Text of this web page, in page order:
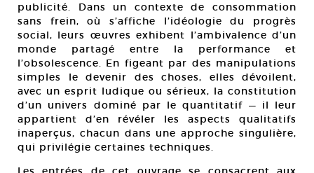
publicité. Dans un contexte de consommation
sans frein, où s’affiche l’idéologie du progrès
social, leurs œuvres exhibent l’ambivalence d’un
monde partagé entre la performance et
l’obsolescence. En figeant par des manipulations
simples le devenir des choses, elles dévoilent,
avec un esprit ludique ou sérieux, la constitution
d’un univers dominé par le quantitatif — il leur
appartient d’en révéler les aspects qualitatifs
inaperçus, chacun dans une approche singulière,
qui privilégie certaines techniques.